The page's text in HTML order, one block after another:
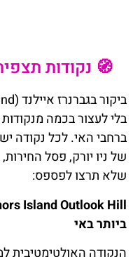
🧭 נקודות
בלי לעצור בכמה
ברחבי האי. לכל נקודה
של ניו יורק, פסל
שלא תרצו לפספס:
ביותר באי
הנקודה האולטימטיבית